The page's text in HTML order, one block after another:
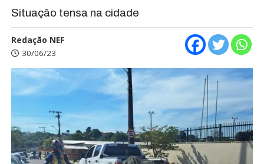
Situação tensa na cidade
Redação NEF
30/06/23